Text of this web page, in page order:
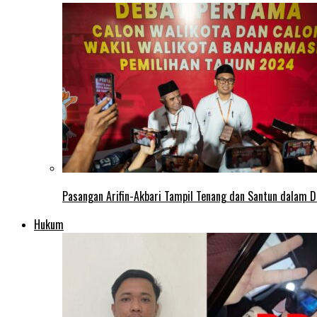
Pasangan Arifin-Akbari Tampil Tenang dan Santun dalam
Hukum